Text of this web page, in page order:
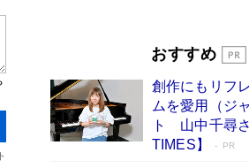
版には「宇宙で描かれたマンガ
友近氏、絶賛！ 鎌倉を舞台に
人々が新たな一歩を踏み出す連
とりのプラネット』試し読み
おすすめ
創作にもリフ
ムを愛用（ジ
ト 山中千尋
TIMES】
PR